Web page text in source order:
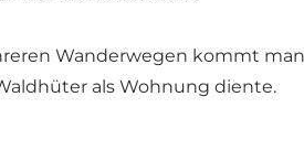
Wanderwegen kommt
als Wohnung diente.